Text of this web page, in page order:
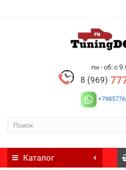
пн - сб: с
8 (969)
Каталог